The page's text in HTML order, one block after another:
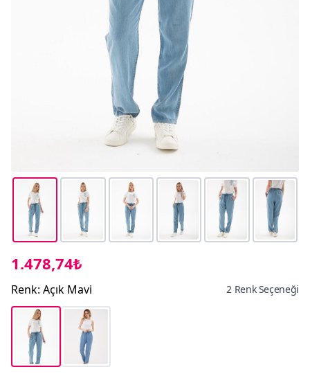
1.478,74₺
Renk: Açık Mavi 2 Renk Seçeneği